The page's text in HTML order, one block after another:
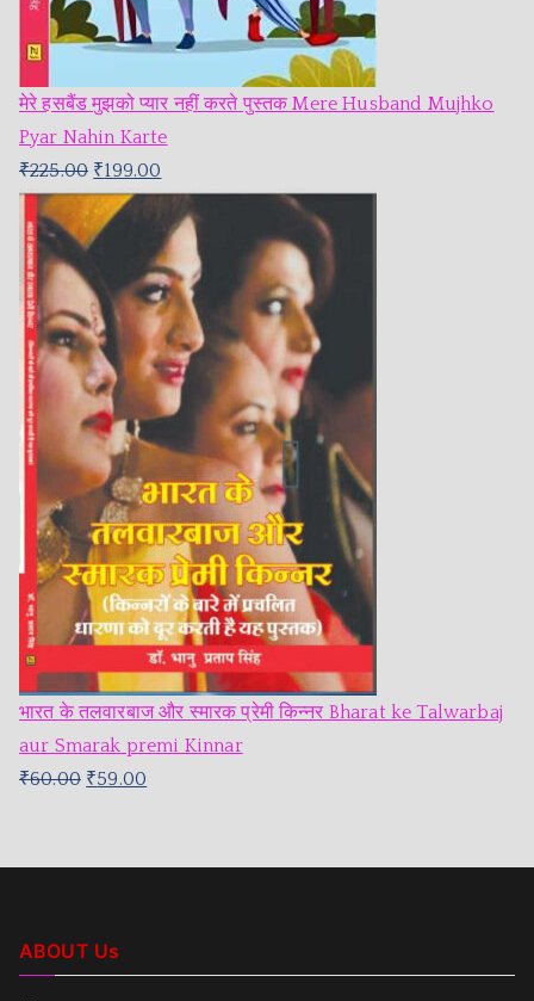
मेरे हसबैंड मुझको प्यार नहीं करते पुस्तक Mere Husband Mujhko
Pyar Nahin Karte
₹225.00 ₹199.00
भारत के तलवारबाज और स्मारक प्रेमी किन्नर Bharat ke Talwarbaj
aur Smarak premi Kinnar
₹60.00 ₹59.00
ABOUT Us